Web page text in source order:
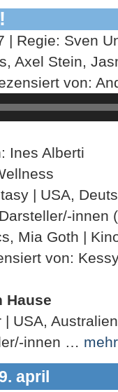
| Regie: Sven
Axel Stein,
von:
Ines Alberti
| USA,
innen
Mia Goth |
von:
Hause
USA,
innen … mehr
april